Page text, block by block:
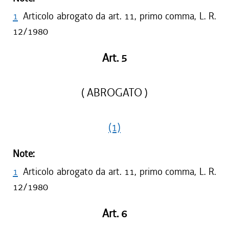
1 Articolo abrogato da art. 11, primo comma, L. R.
12/1980
Art. 5
( ABROGATO )
(1)
Note:
1 Articolo abrogato da art. 11, primo comma, L. R.
12/1980
Art. 6